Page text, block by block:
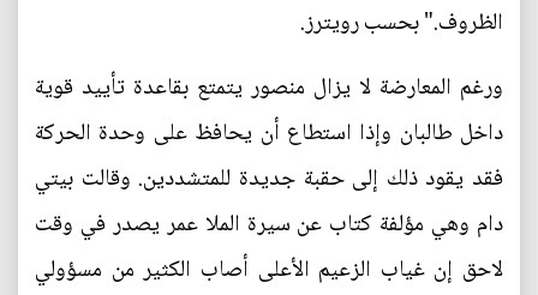
الظروف." بحسب رويترز.
ورغم المعارضة لا يزال منصور يتمتع بقاعدة تأييد قوية
داخل طالبان وإذا استطاع أن يحافظ على وحدة الحركة
فقد يقود ذلك إلى حقبة جديدة للمتشددين. وقالت بيتي
دام وهي مؤلفة كتاب عن سيرة الملا عمر يصدر في وقت
لاحق إن غياب الزعيم الأعلى أصاب الكثير من مسؤولي